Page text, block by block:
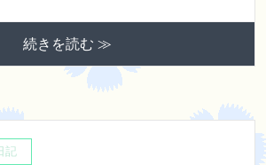
続きを読む ≫
記